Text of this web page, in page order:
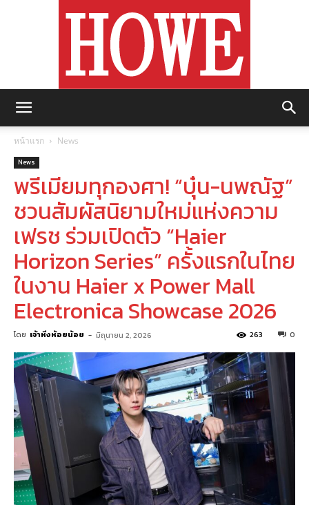
หน้าแรก News
News
พรีเมียมทุกองศา! “บุ๋น-นพณัฐ”
ชวนสัมผัสนิยามใหม่แห่งความ
เฟรช ร่วมเปิดตัว “Haier
Horizon Series” ครั้งแรกในไทย
ในงาน Haier x Power Mall
Electronica Showcase 2026
โดย เจ้าหิ่งห้อยน้อย - มิถุนายน 2, 2026 0
263